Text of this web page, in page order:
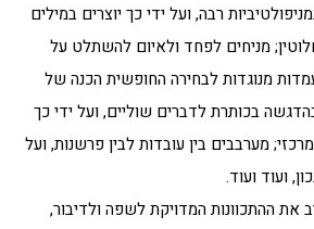
רבה, ועל ידי כך יוצרים במילים
מניחים לפחד ולאיום להשתלט על
מנוגדות לבחירה החופשית הכנה של
בכותרת לדברים שוליים, ועל ידי כך
מערבבים בין עובדות לבין פרשנות, ועל
ועוד ועוד.
ההתכוונות המדויקת לשפה ולדיבור,